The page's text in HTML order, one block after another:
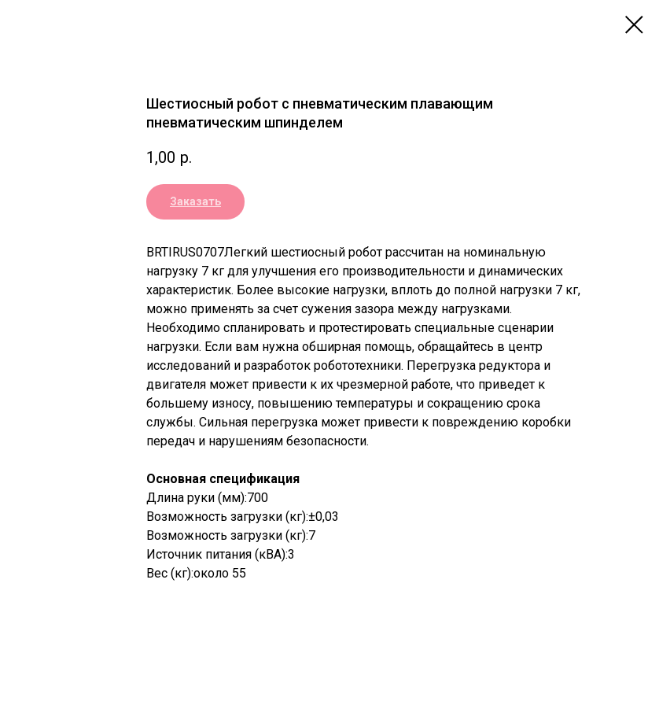
Шестиосный робот с пневматическим плавающим
пневматическим шпинделем
1,00 р.
Заказать
BRTIRUS0707Легкий шестиосный робот рассчитан на номинальную
нагрузку 7 кг для улучшения его производительности и динамических
характеристик. Более высокие нагрузки, вплоть до полной нагрузки 7 кг,
можно применять за счет сужения зазора между нагрузками.
Необходимо спланировать и протестировать специальные сценарии
нагрузки. Если вам нужна обширная помощь, обращайтесь в центр
исследований и разработок робототехники. Перегрузка редуктора и
двигателя может привести к их чрезмерной работе, что приведет к
большему износу, повышению температуры и сокращению срока
службы. Сильная перегрузка может привести к повреждению коробки
передач и нарушениям безопасности.
Основная спецификация
Длина руки (мм):700
Возможность загрузки (кг):±0,03
Возможность загрузки (кг):7
Источник питания (кВА):3
Вес (кг):около 55